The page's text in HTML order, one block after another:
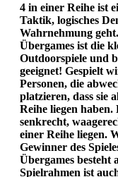
4 in einer Reihe ist
Taktik, logisches
Wahrnehmung
Übergames ist die
Outdoorspiele und
geeignet! Gespielt
Personen, die
platzieren, dass sie
Reihe liegen haben.
senkrecht,
einer Reihe liegen.
Gewinner des
Übergames besteht
Spielrahmen ist